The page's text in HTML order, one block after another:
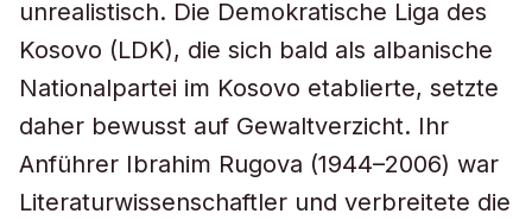
unrealistisch. Die Demokratische Liga des
Kosovo (LDK), die sich bald als albanische
Nationalpartei im Kosovo etablierte, setzte
daher bewusst auf Gewaltverzicht. Ihr
Anführer Ibrahim Rugova (1944–2006) war
Literaturwissenschaftler und verbreitete die